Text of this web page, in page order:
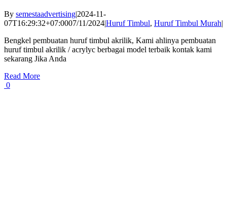
By semestaadvertising|2024-11-
07T16:29:32+07:0007/11/2024|Huruf Timbul, Huruf Timbul Murah|
Bengkel pembuatan huruf timbul akrilik, Kami ahlinya pembuatan
huruf timbul akrilik / acrylyc berbagai model terbaik kontak kami
sekarang Jika Anda
Read More
0